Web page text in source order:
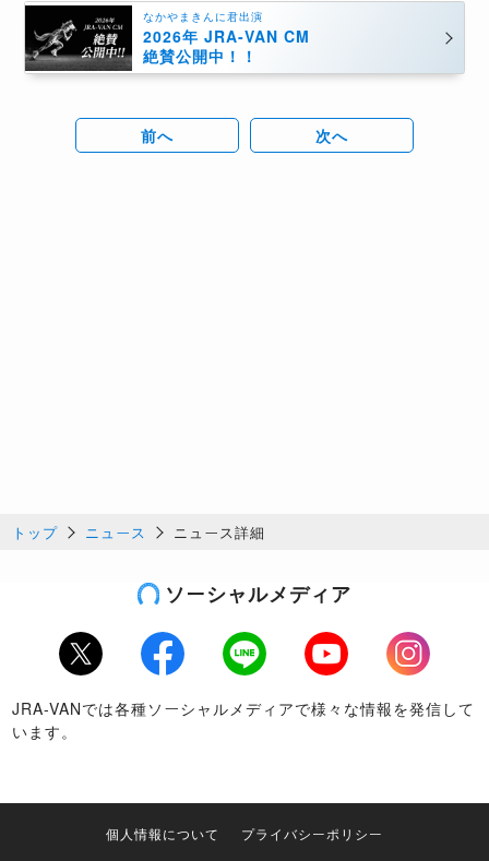
なかやまきんに君出演
2026年 JRA-VAN CM
絶賛公開中！！
前へ 次へ
トップ ニュース ニュース詳細
ソーシャルメディア
Twitter Facebook LINE Youtube
Instagram
JRA-VANでは各種ソーシャルメディアで様々な情報を発信して
います。
個人情報について プライバシーポリシー